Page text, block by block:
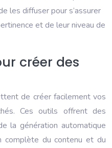
les diffuser pour s’assurer
et de leur niveau de
créer des
de créer facilement vos
Ces outils offrent des
la génération automatique
complète du contenu et du